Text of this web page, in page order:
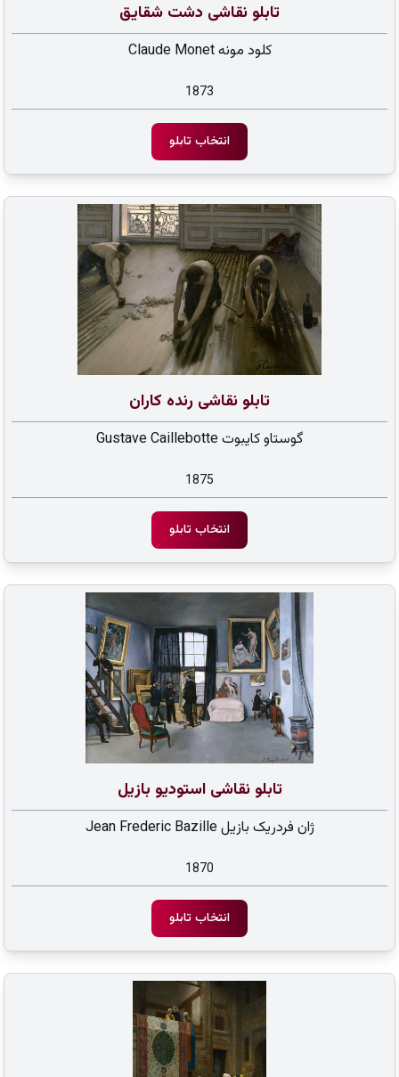
تابلو نقاشی دشت شقایق
کلود مونه Claude Monet
1873
انتخاب تابلو
تابلو نقاشی رنده کاران
گوستاو کایبوت Gustave Caillebotte
1875
انتخاب تابلو
تابلو نقاشی استودیو بازیل
ژان فردریک بازیل Jean Frederic Bazille
1870
انتخاب تابلو